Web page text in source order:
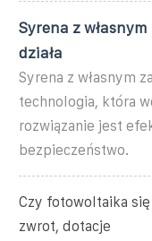
Syrena z
działa
Syrena z własnym
technologia, która
rozwiązanie jest
bezpieczeństwo.
Czy fotowoltaika się
zwrot, dotacje